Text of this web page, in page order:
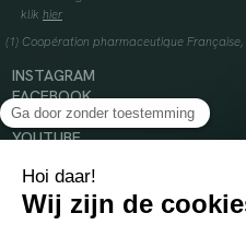
klik hier
(1) Coopération pharmaceutique Française,
INSTAGRAM
FACEBOOK
TIKTOK
YOUTUBE